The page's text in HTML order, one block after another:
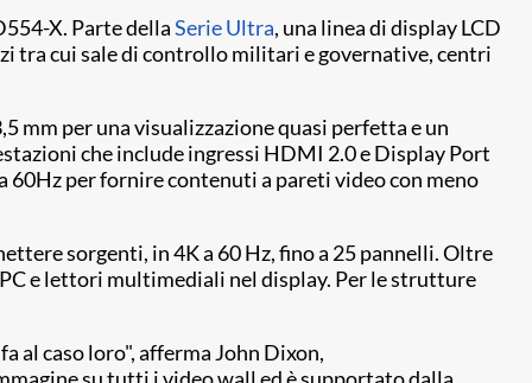
X. Parte dellaSerie Ultra, una linea di display LCD
tra cui sale di controllo militari e governative, centri
mm per una visualizzazione quasi perfetta e un
che include ingressi HDMI 2.0 e Display Port
60Hz per fornire contenuti a pareti video con meno
sorgenti, in 4K a 60 Hz, fino a 25 pannelli. Oltre
e lettori multimediali nel display. Per le strutture
al caso loro", afferma John Dixon,